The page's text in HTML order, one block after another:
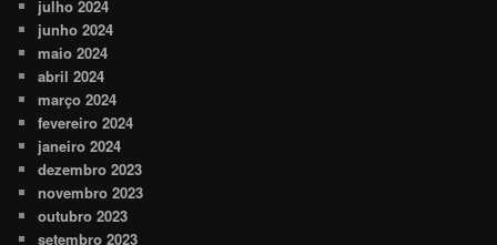
julho 2024
junho 2024
maio 2024
abril 2024
março 2024
fevereiro 2024
janeiro 2024
dezembro 2023
novembro 2023
outubro 2023
setembro 2023